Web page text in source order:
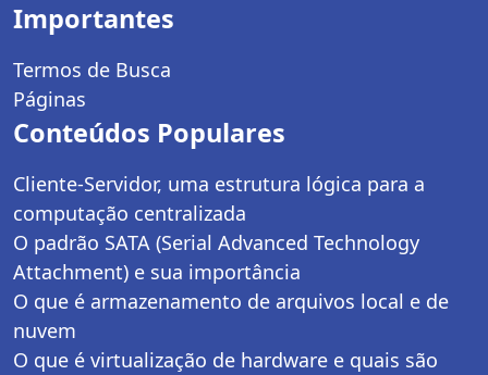
Importantes
Termos de Busca
Páginas
Conteúdos Populares
Cliente-Servidor, uma estrutura lógica para a
computação centralizada
O padrão SATA (Serial Advanced Technology
Attachment) e sua importância
O que é armazenamento de arquivos local e de
nuvem
O que é virtualização de hardware e quais são